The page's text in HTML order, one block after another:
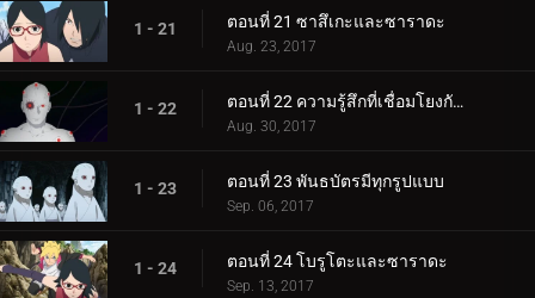
1 - 21 ตอนที่ 21 ซาสึเกะและซาราดะ
Aug. 23, 2017
1 - 22 ตอนที่ 22 ความรู้สึกที่เชื่อมโยงกัน
Aug. 30, 2017
1 - 23 ตอนที่ 23 พันธบัตรมีทุกรูปแบบ
Sep. 06, 2017
1 - 24 ตอนที่ 24 โบรูโตะและซาราดะ
Sep. 13, 2017